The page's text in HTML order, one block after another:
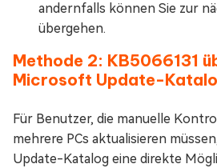
andernfalls können Sie zur
übergehen.
Methode 2: KB5066131
Microsoft Update-
Für Benutzer, die manuelle
mehrere PCs aktualisieren
Update-Katalog eine direkte